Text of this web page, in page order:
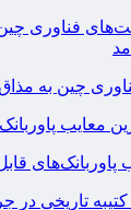
چین به
پاوربانک‌های